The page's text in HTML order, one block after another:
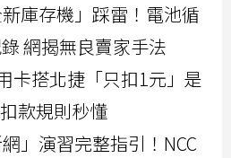
庫存機」踩雷！電池循
網揭無良賣家手法
卡搭北捷「只扣1元」是
款規則秒懂
」演習完整指引！NCC